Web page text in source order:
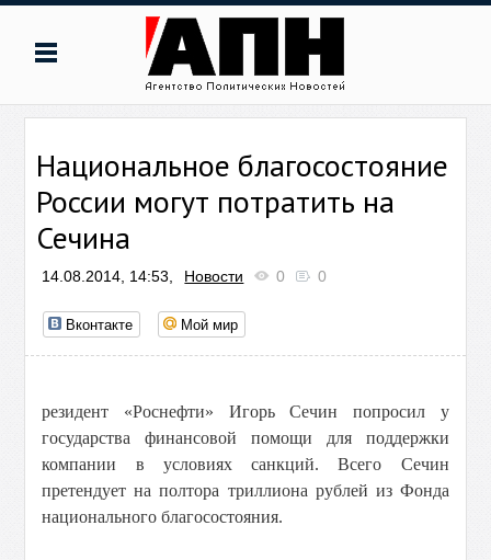
Национальное благосостояние
России могут потратить на
Сечина
14.08.2014, 14:53, Новости 0 0
Вконтакте Мой мир
резидент «Роснефти» Игорь Сечин попросил у
государства финансовой помощи для поддержки
компании в условиях санкций. Всего Сечин
претендует на полтора триллиона рублей из Фонда
национального благосостояния.